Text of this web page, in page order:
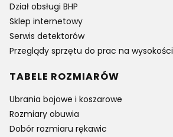
Dział obsługi BHP
Sklep internetowy
Serwis detektorów
Przeglądy sprzętu do prac na wysokości
TABELE ROZMIARÓW
Ubrania bojowe i koszarowe
Rozmiary obuwia
Dobór rozmiaru rękawic